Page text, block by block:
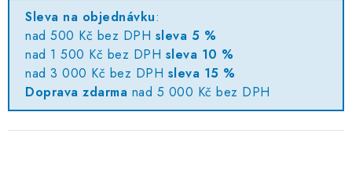
Sleva na objednávku:
nad 500 Kč bez DPH sleva 5 %
nad 1 500 Kč bez DPH sleva 10 %
nad 3 000 Kč bez DPH sleva 15 %
Doprava zdarma nad 5 000 Kč bez DPH